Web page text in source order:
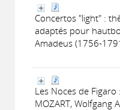
Concertos "light" :
adaptés pour
Amadeus (1756-
Les Noces de
MOZART, Wolfgang